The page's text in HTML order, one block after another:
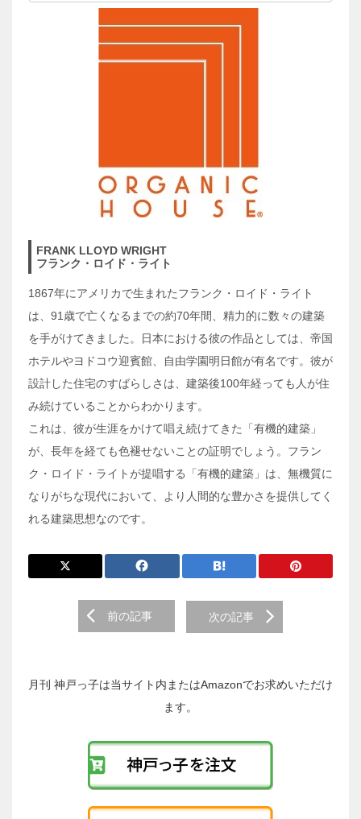
FRANK LLOYD WRIGHT
フランク・ロイド・ライト
1867年にアメリカで生まれたフランク・ロイド・ライト
は、91歳で亡くなるまでの約70年間、精力的に数々の建築
を手がけてきました。日本における彼の作品としては、帝国
ホテルやヨドコウ迎賓館、自由学園明日館が有名です。彼が
設計した住宅のすばらしさは、建築後100年経っても人が住
み続けていることからわかります。
これは、彼が生涯をかけて唱え続けてきた「有機的建築」
が、長年を経ても色褪せないことの証明でしょう。フラン
ク・ロイド・ライトが提唱する「有機的建築」は、無機質に
なりがちな現代において、より人間的な豊かさを提供してく
れる建築思想なのです。
稿
前の記事 次の記事
月刊 神戸っ子は当サイト内またはAmazonでお求めいただけ
ます。